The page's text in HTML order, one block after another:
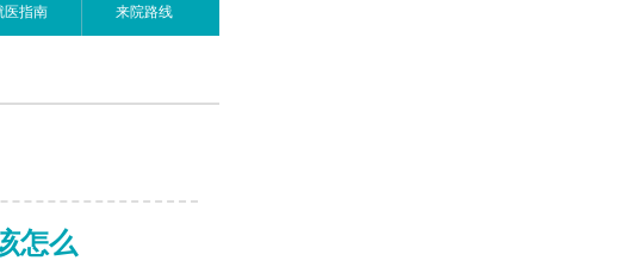
医指南 来院路线
怎么